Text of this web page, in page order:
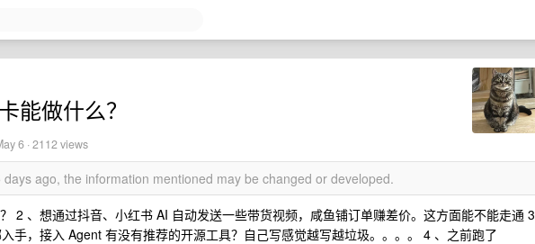
能做什么？
6 · 2112 views
ago, the information mentioned may be changed or developed.
2 、想通过抖音、小红书 AI 自动发送一些带货视频，咸鱼铺订单赚差价。这方面能不能走通 3
手，接入 Agent 有没有推荐的开源工具？自己写感觉越写越垃圾。。。。 4 、之前跑了